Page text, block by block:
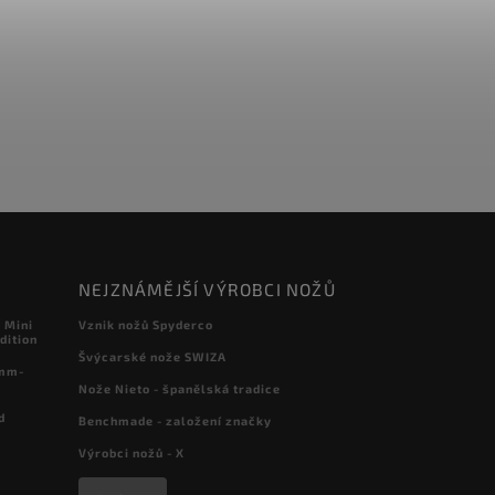
Mini
NEJZNÁMĚJŠÍ VÝROBCI NOŽŮ
Vznik nožů Spyderco
Švýcarské nože SWIZA
Nože Nieto - španělská tradice
Benchmade - založení značky
Výrobci nožů - X